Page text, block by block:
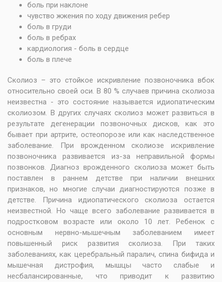
боль при наклоне
чувство жжения по ходу движения ребер
боль в груди
боль в ребрах
кардиология - боль в сердце
боль в плече
Сколиоз – это стойкое искривление позвоночника вбок
относительно своей оси. В 80 % случаев причина сколиоза
неизвестна - это состояние называется идиопатическим
сколиозом. В других случаях сколиоз может развиться в
результате дегенерации позвоночных дисков, как это
бывает при артрите, остеопорозе или как наследственное
заболевание. При врожденном сколиозе искривление
позвоночника развивается из-за неправильной формы
позвонков. Диагноз врожденного сколиоза может быть
поставлен в раннем детстве при наличии внешних
признаков, но многие случаи диагностируются позже в
детстве. Причина идиопатического сколиоза остается
неизвестной. Но чаще всего заболевание развивается в
подростковом возрасте или около 10 лет. Ребенок с
основным нервно-мышечным заболеванием имеет
повышенный риск развития сколиоза. При таких
заболеваниях, как церебральный паралич, спина бифида и
мышечная дистрофия, мышцы часто слабые и
несбалансированные, что приводит к развитию